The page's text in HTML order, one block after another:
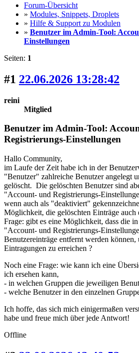
Forum-Übersicht
» Modules, Snippets, Droplets
» Hilfe & Support zu Modulen
» Benutzer im Admin-Tool:
Einstellungen
Seiten: 1
#1 22.06.2026 13:28:42
reini
Mitglied
Benutzer im Admin-Tool:
Registrierungs-Einstellungen
Hallo Community,
im Laufe der Zeit habe ich in der
"Benutzer" zahlreiche Benutzer angelegt
gelöscht. Die gelöschten Benutzer sind
"Account- und Registrierungs-
wenn auch als "deaktiviert"
Möglichkeit, die gelöschten Einträge auch
Frage: gibt es eine Möglichkeit, dass die
"Account- und Registrierungs-
Benutzereinträge entfernt werden können,
Eintragungen zu erreichen ?
Noch eine Frage: wie kann ich eine
ich ersehen kann,
- in welchen Gruppen die jeweiligen
- welche Benutzer in den einzelnen
Ich hoffe, das sich mich einigermaßen
habe und freue mich über jede Antwort!
Offline